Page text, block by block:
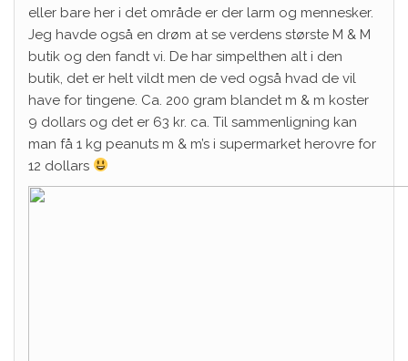
eller bare her i det område er der larm og mennesker.
Jeg havde også en drøm at se verdens største M & M
butik og den fandt vi. De har simpelthen alt i den
butik, det er helt vildt men de ved også hvad de vil
have for tingene. Ca. 200 gram blandet m & m koster
9 dollars og det er 63 kr. ca. Til sammenligning kan
man få 1 kg peanuts m & m’s i supermarket herovre for
12 dollars